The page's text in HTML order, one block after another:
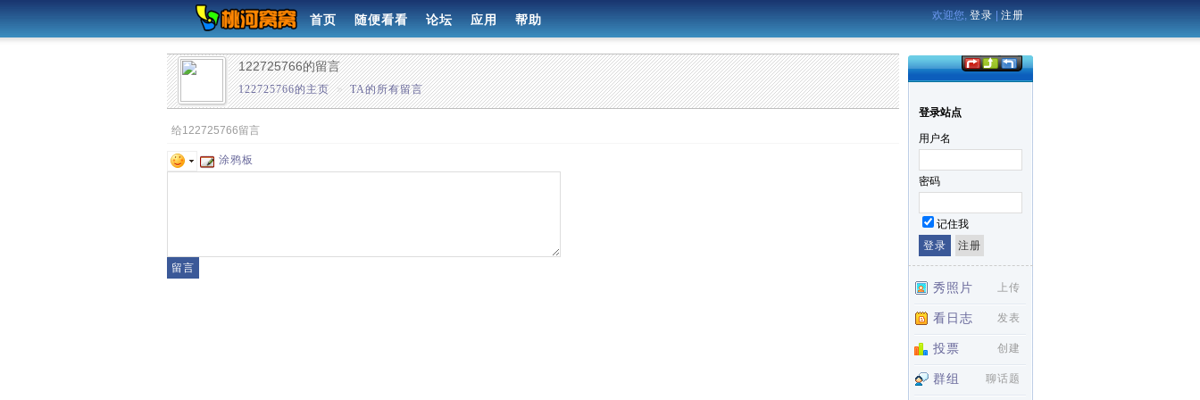
首页 随便看看 论坛 应用 帮助 欢迎您, 登录 注册
122725766的留言
122725766的主页 » TA的所有留言
给122725766留言
涂鸦板
登录站点
用户名
密码
记住我
秀照片 上传
看日志 发表
投票 创建
群组 聊话题